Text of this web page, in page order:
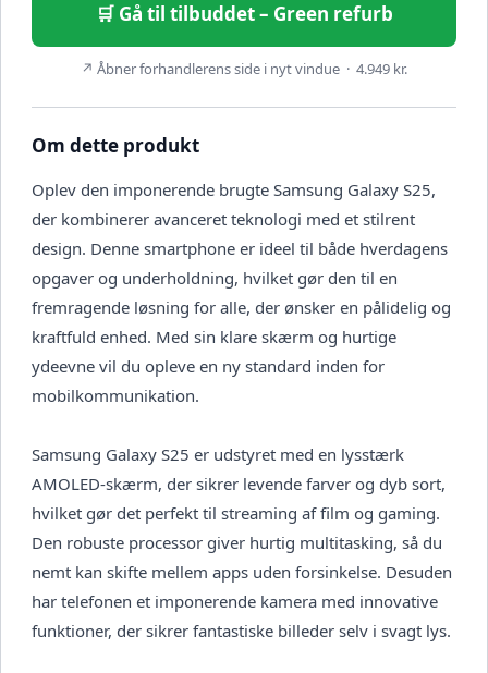
🛒 Gå til tilbuddet – Green refurb
↗ Åbner forhandlerens side i nyt vindue · 4.949 kr.
Om dette produkt
Oplev den imponerende brugte Samsung Galaxy S25,
der kombinerer avanceret teknologi med et stilrent
design. Denne smartphone er ideel til både hverdagens
opgaver og underholdning, hvilket gør den til en
fremragende løsning for alle, der ønsker en pålidelig og
kraftfuld enhed. Med sin klare skærm og hurtige
ydeevne vil du opleve en ny standard inden for
mobilkommunikation.
Samsung Galaxy S25 er udstyret med en lysstærk
AMOLED-skærm, der sikrer levende farver og dyb sort,
hvilket gør det perfekt til streaming af film og gaming.
Den robuste processor giver hurtig multitasking, så du
nemt kan skifte mellem apps uden forsinkelse. Desuden
har telefonen et imponerende kamera med innovative
funktioner, der sikrer fantastiske billeder selv i svagt lys.